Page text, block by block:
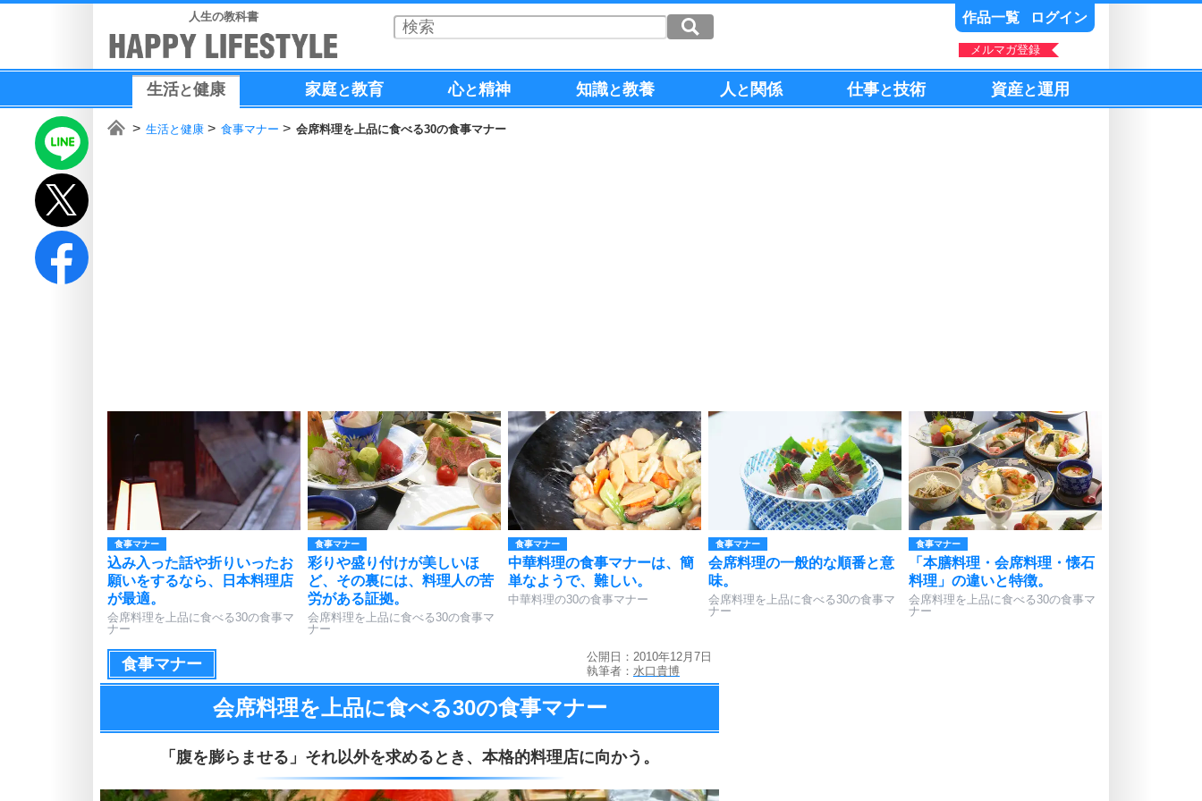
人生の教科書 作品一覧 ログイン
メルマガ登録
生活と健康 家庭と教育 心と精神 知識と教養 人と 関係 仕事と技術 資産と運用
生活と健康 食事マナー 会席料理を上品に食べる30の食事マナー
食事マナー
込み入った話や折りいったお
願いをするなら、日本料理店
が最適。
会席料理を上品に食べる30の食事マ
ナー
食事マナー
彩りや盛り付けが美しいほ
ど、その裏には、料理人の苦
労がある証拠。
会席料理を上品に食べる30の食事マ
ナー
食事マナー
中華料理の食事マナーは、簡
単なようで、難しい。
中華料理の30の食事マナー
食事マナー
会席料理の一般的な順番と意
味。
会席料理を上品に食べる30の食事マ
ナー
食事マナー
「本膳料理・会席料理・懐石
料理」の違いと特徴。
会席料理を上品に食べる30の食事マ
ナー
食事マナー
公開日：2010年12月7日
執筆者： 水口貴博
会席料理を上品に食べる30の食事マナー
「腹を膨らませる」それ以外を求めるとき、 本格的料理店に向かう。